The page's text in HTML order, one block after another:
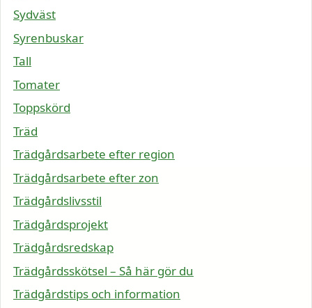
Sydväst
Syrenbuskar
Tall
Tomater
Toppskörd
Träd
Trädgårdsarbete efter region
Trädgårdsarbete efter zon
Trädgårdslivsstil
Trädgårdsprojekt
Trädgårdsredskap
Trädgårdsskötsel – Så här gör du
Trädgårdstips och information